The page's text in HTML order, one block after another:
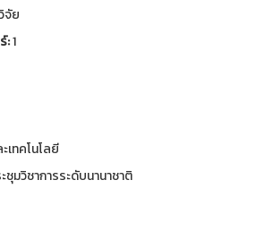
จัย
:1
ทคโนโลยี
ชุมวิชาการระดับนานาชาติ